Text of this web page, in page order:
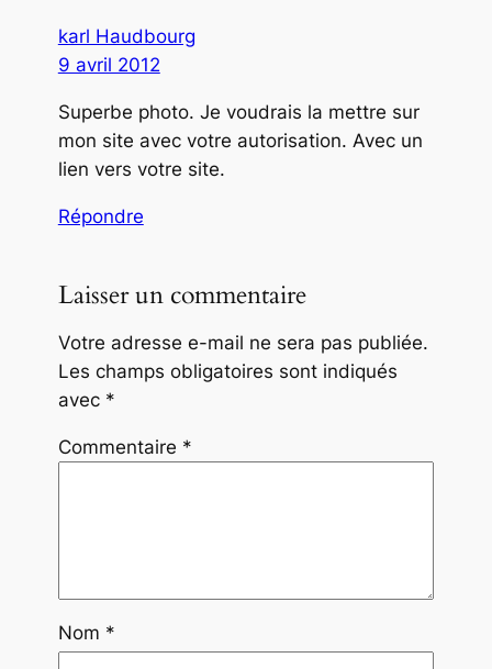
karl Haudbourg
9 avril 2012
Superbe photo. Je voudrais la mettre sur
mon site avec votre autorisation. Avec un
lien vers votre site.
Répondre
Laisser un commentaire
Votre adresse e-mail ne sera pas publiée.
Les champs obligatoires sont indiqués
avec *
Commentaire *
Nom *